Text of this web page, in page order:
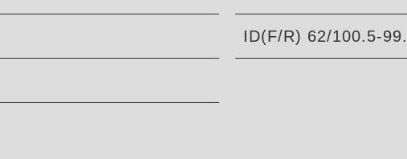
ID(F/R) 62/100.5-